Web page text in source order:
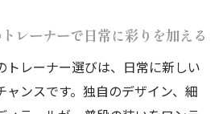
ップが提案するトレーナー選
レーナーで日常に彩りを加える
トレーナー選びは、日常に新しい
ャンスです。独自のデザイン、細